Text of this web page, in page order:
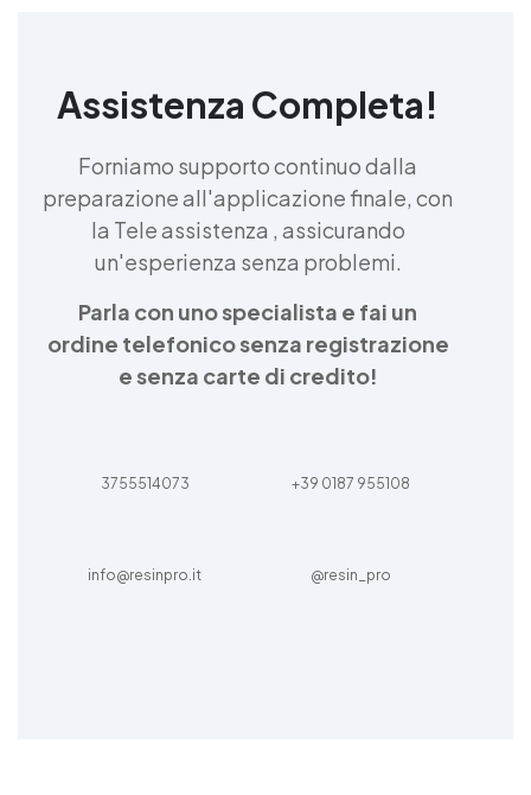
Assistenza Completa!
Forniamo supporto continuo dalla
preparazione all'applicazione finale, con
la Tele assistenza , assicurando
un'esperienza senza problemi.
Parla con uno specialista e fai un
ordine telefonico senza registrazione
e senza carte di credito!
3755514073 +39 0187 955108
info@resinpro.it @resin_pro